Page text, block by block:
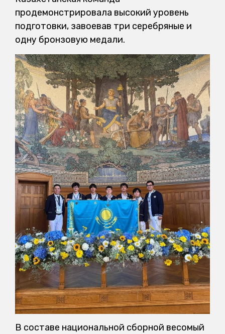
продемонстрировала высокий уровень
подготовки, завоевав три серебряные и
одну бронзовую медали.
В составе национальной сборной весомый